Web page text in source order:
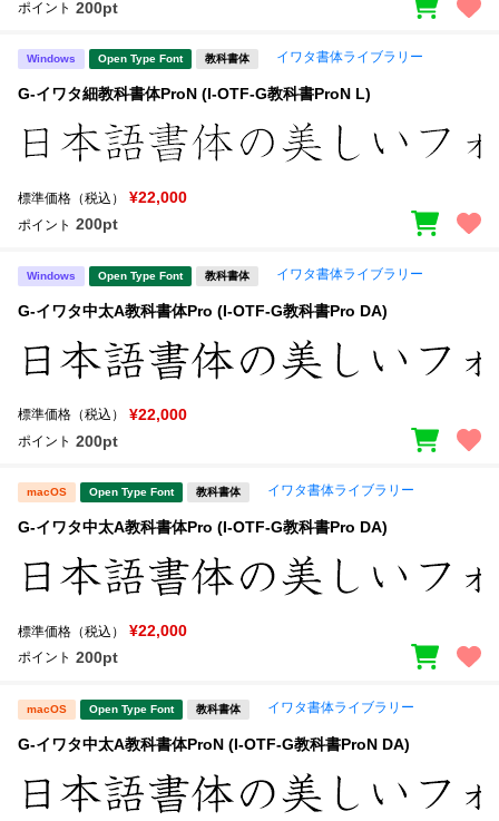
ポイント 200pt
Windows Open Type Font 教科書体 イワタ書体ライブラリー
G-イワタ細教科書体ProN (I-OTF-G教科書ProN L)
標準価格（税込） ¥22,000
ポイント 200pt
Windows Open Type Font 教科書体 イワタ書体ライブラリー
G-イワタ中太A教科書体Pro (I-OTF-G教科書Pro DA)
標準価格（税込） ¥22,000
ポイント 200pt
macOS Open Type Font 教科書体 イワタ書体ライブラリー
G-イワタ中太A教科書体Pro (I-OTF-G教科書Pro DA)
標準価格（税込） ¥22,000
ポイント 200pt
macOS Open Type Font 教科書体 イワタ書体ライブラリー
G-イワタ中太A教科書体ProN (I-OTF-G教科書ProN DA)